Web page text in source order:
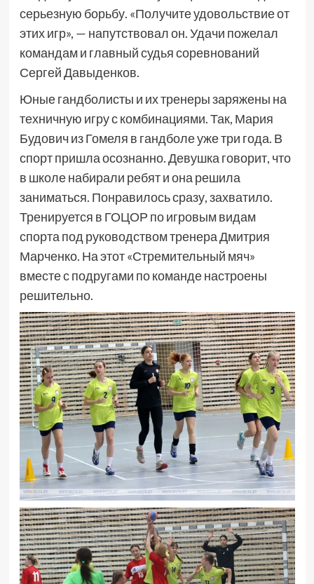
серьезную борьбу. «Получите удовольствие от
этих игр», — напутствовал он. Удачи пожелал
командам и главный судья соревнований
Сергей Давыденков.
Юные гандболисты и их тренеры заряжены на
техничную игру с комбинациями. Так, Мария
Будович из Гомеля в гандболе уже три года. В
спорт пришла осознанно. Девушка говорит, что
в школе набирали ребят и она решила
заниматься. Понравилось сразу, захватило.
Тренируется в ГОЦОР по игровым видам
спорта под руководством тренера Дмитрия
Марченко. На этот «Стремительный мяч»
вместе с подругами по команде настроены
решительно.